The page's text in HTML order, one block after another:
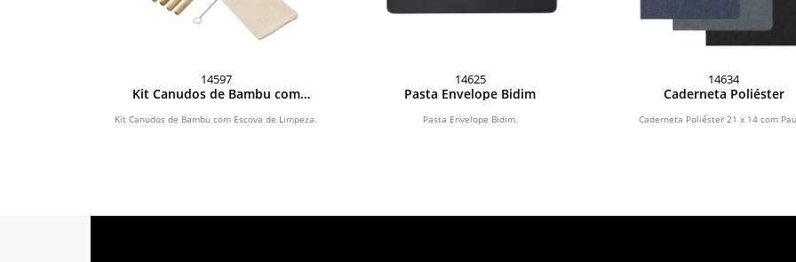
14597
Kit Canudos de Bambu com
Kit Canudos de Bambu com Escova de Limpeza.
14625
Pasta Envelope Bidim
Pasta Envelope Bidim.
14634
Caderneta Poliéster
Caderneta Poliéster 21 x 14 com